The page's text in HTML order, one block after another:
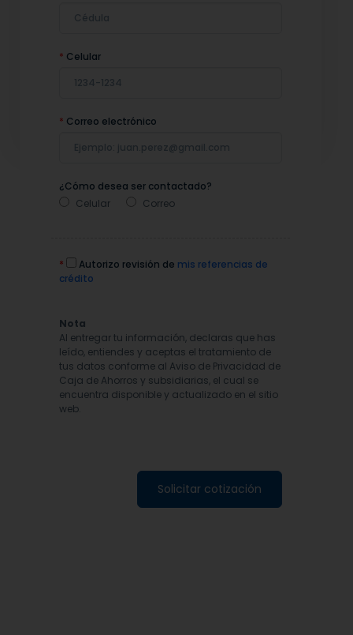
* Celular
* Correo electrónico
¿Cómo desea ser contactado?
Celular
Correo
* Autorizo revisión de mis referencias de
crédito
Nota
Al entregar tu información, declaras que has
leído, entiendes y aceptas el tratamiento de
tus datos conforme al Aviso de Privacidad de
Caja de Ahorros y subsidiarias, el cual se
encuentra disponible y actualizado en el sitio
web.
Solicitar cotización